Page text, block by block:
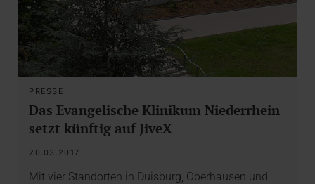
PRESSE
Das Evangelische Klinikum Niederrhein
setzt künftig auf JiveX
20.03.2017
Mit vier Standorten in Duisburg, Oberhausen und